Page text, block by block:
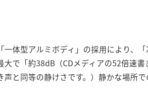
一体型アルミボディ」の採用により、
大で「約38dB（CDメディアの52倍速
と同等の静けさです。）静かな場所